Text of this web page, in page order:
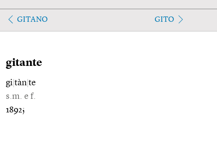
GITANO GITO
gitante
gi tàn te
s.m. e f.
1892;